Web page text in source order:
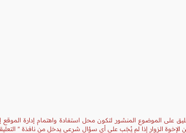
على الموضوع المنشور لتكون محل استفادة واهتمام إدارة
الزوار إذا لم يُجَب على أي سؤال شرعي يدخل من نافذة "